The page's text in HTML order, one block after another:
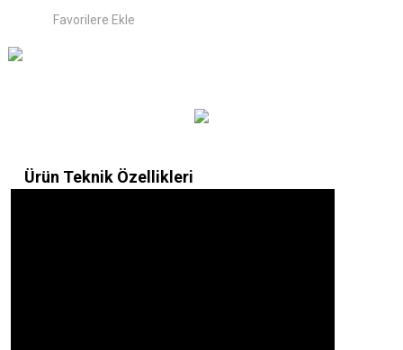
Ürün Teknik Özellikleri